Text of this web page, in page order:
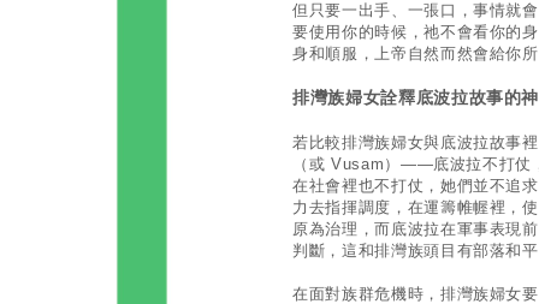
但只要一出手、一張口，事情就
要使用你的時候，祂不會看你的
身和順服，上帝自然而然會給你
排灣族婦女詮釋底波拉故事的
若比較排灣族婦女與底波拉故事
（或 Vusam）——底波拉不打仗
在社會裡也不打仗，她們並不追
力去指揮調度，在運籌帷幄裡，
原為治理，而底波拉在軍事表現
判斷，這和排灣族頭目有部落和
在面對族群危機時，排灣族婦女